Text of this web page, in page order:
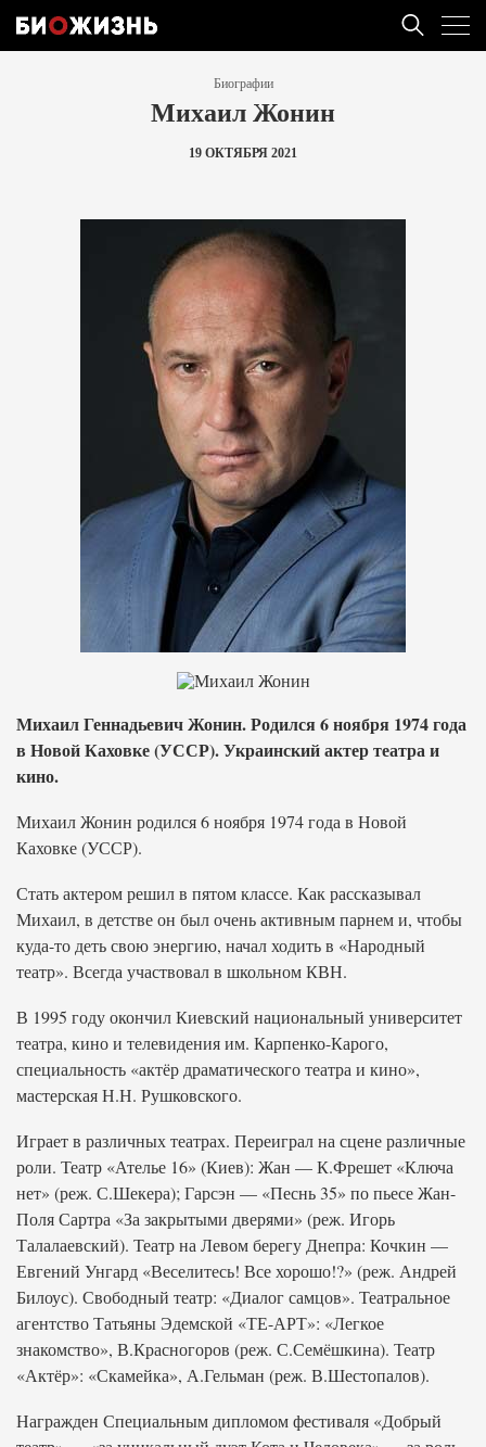
Биографии
Михаил Жонин
19 ОКТЯБРЯ 2021
Михаил Геннадьевич Жонин. Родился 6 ноября 1974 года
в Новой Каховке (УССР). Украинский актер театра и
кино.
Михаил Жонин родился 6 ноября 1974 года в Новой
Каховке (УССР).
Стать актером решил в пятом классе. Как рассказывал
Михаил, в детстве он был очень активным парнем и, чтобы
куда-то деть свою энергию, начал ходить в «Народный
театр». Всегда участвовал в школьном КВН.
В 1995 году окончил Киевский национальный университет
театра, кино и телевидения им. Карпенко-Карого,
специальность «актёр драматического театра и кино»,
мастерская Н.Н. Рушковского.
Играет в различных театрах. Переиграл на сцене различные
роли. Театр «Ателье 16» (Киев): Жан — К.Фрешет «Ключа
нет» (реж. С.Шекера); Гарсэн — «Песнь 35» по пьесе Жан-
Поля Сартра «За закрытыми дверями» (реж. Игорь
Талалаевский). Театр на Левом берегу Днепра: Кочкин —
Евгений Унгард «Веселитесь! Все хорошо!?» (реж. Андрей
Билоус). Свободный театр: «Диалог самцов». Театральное
агентство Татьяны Эдемской «ТЕ-АРТ»: «Легкое
знакомство», В.Красногоров (реж. С.Семёшкина). Театр
«Актёр»: «Скамейка», А.Гельман (реж. В.Шестопалов).
Награжден Специальным дипломом фестиваля «Добрый